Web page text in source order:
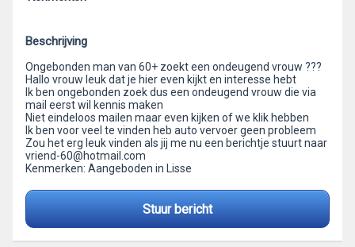
Beschrijving
Ongebonden man van 60+ zoekt een ondeugend vrouw ???
Hallo vrouw leuk dat je hier even kijkt en interesse hebt
Ik ben ongebonden zoek dus een ondeugend vrouw die via
mail eerst wil kennis maken
Niet eindeloos mailen maar even kijken of we klik hebben
Ik ben voor veel te vinden heb auto vervoer geen probleem
Zou het erg leuk vinden als jij me nu een berichtje stuurt naar
vriend-60@hotmail.com
Kenmerken: Aangeboden in Lisse
Stuur bericht